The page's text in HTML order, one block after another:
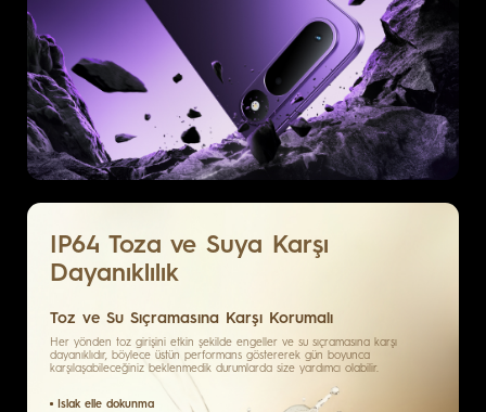
IP64 Toza ve Suya Karşı
Dayanıklılık
Toz ve Su Sıçramasına Karşı Korumalı
Her yönden toz girişini etkin şekilde engeller ve su sıçramasına karşı
dayanıklıdır, böylece üstün performans göstererek gün boyunca
karşılaşabileceğiniz beklenmedik durumlarda size yardımcı olabilir.
Islak elle dokunma